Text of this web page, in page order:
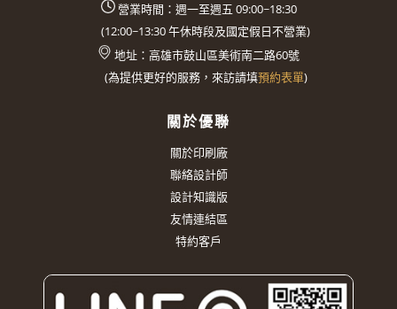
營業時間：週一至週五 09:00~18:30
(12:00~13:30午休時段及國定假日不營業)
地址： 高雄市鼓山區美術南二路60號
(為提供更好的服務，來訪請填預約表單)
關於優聯
關於印刷廠
聯絡設計師
設計知識版
友情連結區
特約客戶